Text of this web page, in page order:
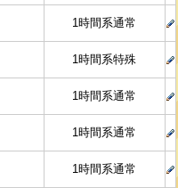
1時間系通常
1時間系特殊
1時間系通常
1時間系通常
1時間系通常